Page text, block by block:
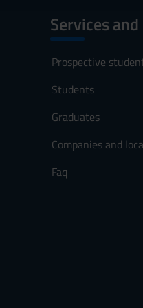
Services and
Prospective
Students
Graduates
Companies and
Faq